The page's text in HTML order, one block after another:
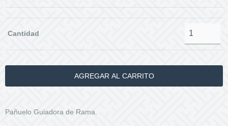
Cantidad
Pañuelo Guiadora de Rama.